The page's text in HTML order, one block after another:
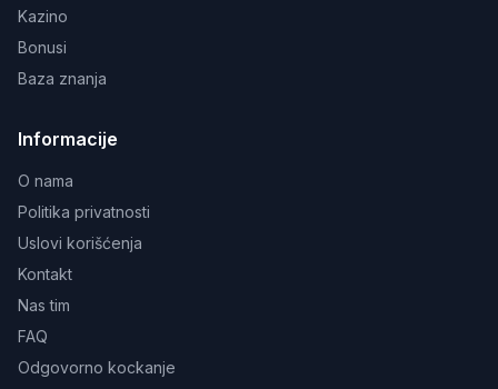
Kazino
Bonusi
Baza znanja
Informacije
O nama
Politika privatnosti
Uslovi korišćenja
Kontakt
Nas tim
FAQ
Odgovorno kockanje